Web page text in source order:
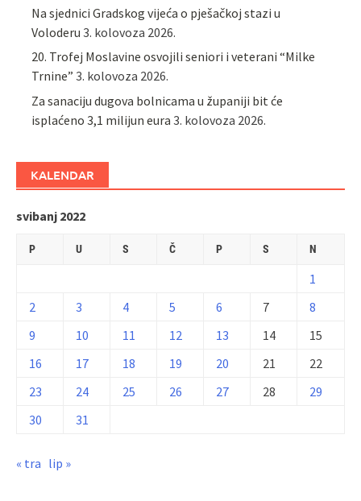
Na sjednici Gradskog vijeća o pješačkoj stazi u
Voloderu 3. kolovoza 2026.
20. Trofej Moslavine osvojili seniori i veterani “Milke
Trnine” 3. kolovoza 2026.
Za sanaciju dugova bolnicama u županiji bit će
isplaćeno 3,1 milijun eura 3. kolovoza 2026.
KALENDAR
svibanj 2022
P U S Č P S N
1
2
3 4 5 6 7
8
9
10 11 12 13 14
15
16
17 18 19 20 21
22
23
24 25 26 27 28
29
30
31
« tra lip »